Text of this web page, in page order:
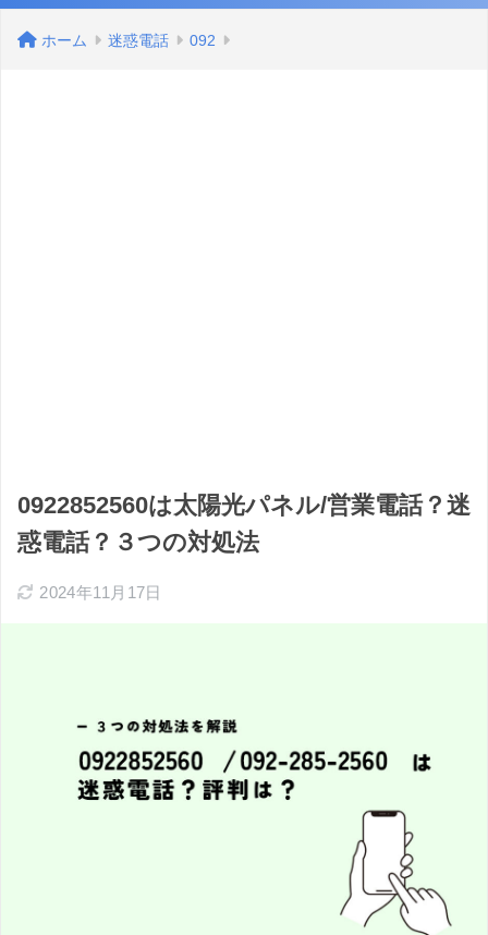
ホーム 迷惑電話 092
0922852560は太陽光パネル/営業電話？迷
惑電話？３つの対処法
2024年11月17日